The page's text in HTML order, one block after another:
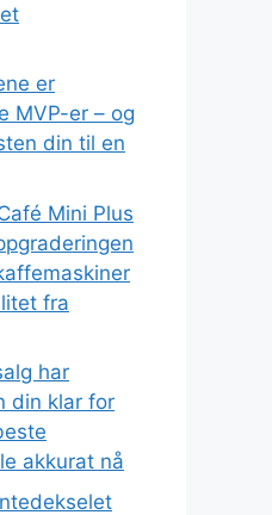
er
MVP-er – og
din til en
Mini Plus
fra
har
din klar for
akkurat nå